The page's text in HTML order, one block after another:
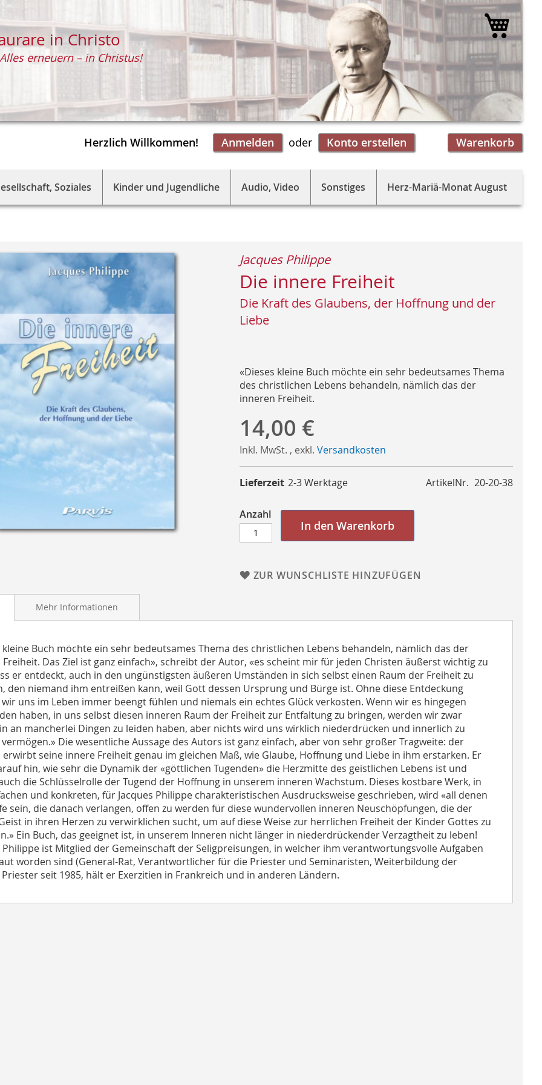
Herzlich Willkommen! Anmelden Warenkorb
Konto erstellen
in Christo
Alles erneuern – in Christus!
Mein
Soziales Kinder und Jugendliche Audio, Video Sonstiges Herz-Mariä-Monat August
Die innere Freiheit
Die Kraft des Glaubens, der Hoffnung und der
Liebe
Jacques Philippe
«Dieses kleine Buch möchte ein sehr bedeutsames Thema
des christlichen Lebens behandeln, nämlich das der
inneren Freiheit.
14,00 €
Inkl. MwSt. , exkl. Versandkosten
ArtikelNr. 20-20-38
Lieferzeit 2-3 Werktage
Anzahl
In den Warenkorb
ZUR WUNSCHLISTE HINZUFÜGEN
kleine Buch möchte ein sehr bedeutsames Thema des christlichen Lebens behandeln, nämlich das der
Das Ziel ist ganz einfach», schreibt der Autor, «es scheint mir für jeden Christen äußerst wichtig zu
er entdeckt, auch in den ungünstigsten äußeren Umständen in sich selbst einen Raum der Freiheit zu
den niemand ihm entreißen kann, weil Gott dessen Ursprung und Bürge ist. Ohne diese Entdeckung
uns im Leben immer beengt fühlen und niemals ein echtes Glück verkosten. Wenn wir es hingegen
haben, in uns selbst diesen inneren Raum der Freiheit zur Entfaltung zu bringen, werden wir zwar
an mancherlei Dingen zu leiden haben, aber nichts wird uns wirklich niederdrücken und innerlich zu
Die wesentliche Aussage des Autors ist ganz einfach, aber von sehr großer Tragweite: der
erwirbt seine innere Freiheit genau im gleichen Maß, wie Glaube, Hoffnung und Liebe in ihm erstarken. Er
hin, wie sehr die Dynamik der «göttlichen Tugenden» die Herzmitte des geistlichen Lebens ist und
die Schlüsselrolle der Tugend der Hoffnung in unserem inneren Wachstum. Dieses kostbare Werk, in
und konkreten, für Jacques Philippe charakteristischen Ausdrucksweise geschrieben, wird «all denen
sein, die danach verlangen, offen zu werden für diese wundervollen inneren Neuschöpfungen, die der
in ihren Herzen zu verwirklichen sucht, um auf diese Weise zur herrlichen Freiheit der Kinder Gottes zu
Ein Buch, das geeignet ist, in unserem Inneren nicht länger in niederdrückender Verzagtheit zu leben!
Philippe ist Mitglied der Gemeinschaft der Seligpreisungen, in welcher ihm verantwortungsvolle Aufgaben
worden sind (General-Rat, Verantwortlicher für die Priester und Seminaristen, Weiterbildung der
seit 1985, hält er Exerzitien in Frankreich und in anderen Ländern.
Mehr Informationen